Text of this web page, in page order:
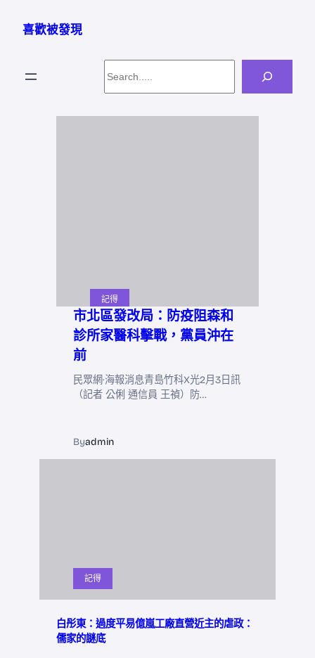
喜歡被發現
記得
市北區發改局：防疫阻森和
診所家醫科擊戰，黨員沖在
前
民眾網·海報消息青島竹科X光2月3日訊
（記者 公俐 通信員 王禎）防…
Byadmin
記得
白彤東：過度平易億嵐工廠直營近主的虐政：
儒家的謎底